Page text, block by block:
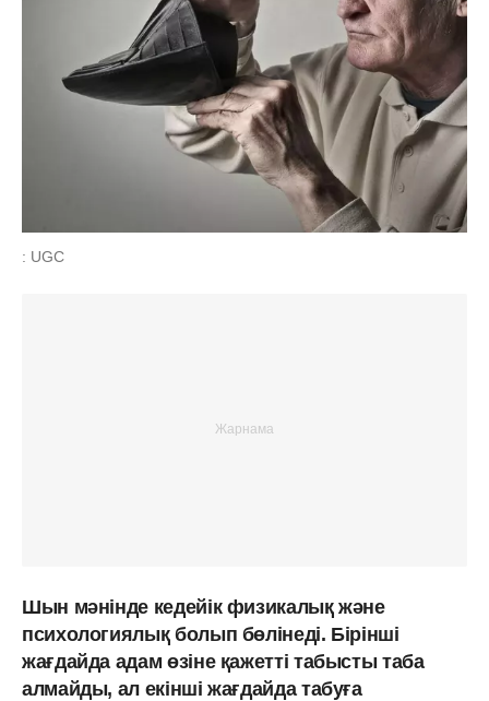
: UGC
Шын мәнінде кедейік физикалық және
психологиялық болып бөлінеді. Бірінші
жағдайда адам өзіне қажетті табысты таба
алмайды, ал екінші жағдайда табуға